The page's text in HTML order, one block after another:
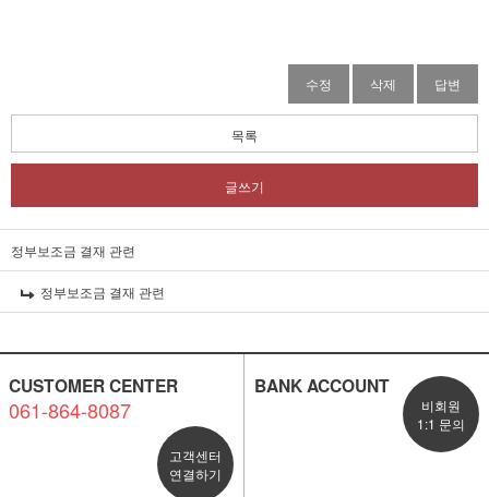
수정 삭제 답변
목록
글쓰기
정부보조금 결재 관련
정부보조금 결재 관련
CUSTOMER CENTER
061-864-8087
고객센터
연결하기
BANK ACCOUNT
비회원
1:1 문의